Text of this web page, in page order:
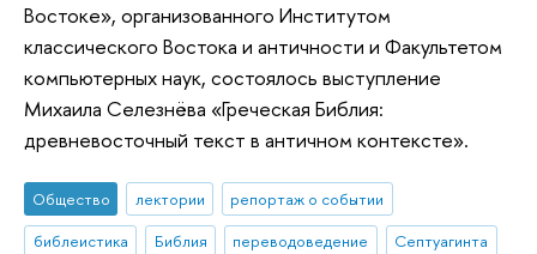
Востоке», организованного Институтом
классического Востока и античности и Факультетом
компьютерных наук, состоялось выступление
Михаила Селезнёва «Греческая Библия:
древневосточный текст в античном контексте».
Общество лектории
репортаж о событии
библеистика
Библия переводоведение Септуагинта